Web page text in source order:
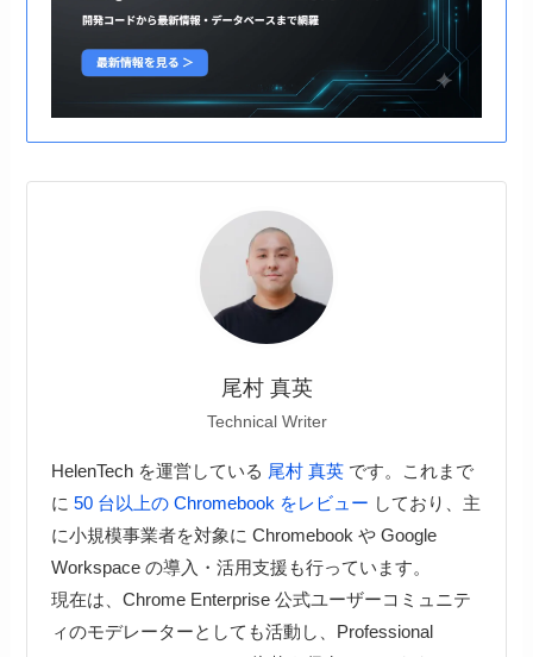
尾村 真英
Technical Writer
HelenTech を運営している 尾村 真英です。これまで
に 50 台以上の Chromebook をレビュー しており、主
に小規模事業者を対象に Chromebook や Google
Workspace の導入・活用支援も行っています。
現在は、Chrome Enterprise 公式ユーザーコミュニテ
ィのモデレーターとしても活動し、Professional